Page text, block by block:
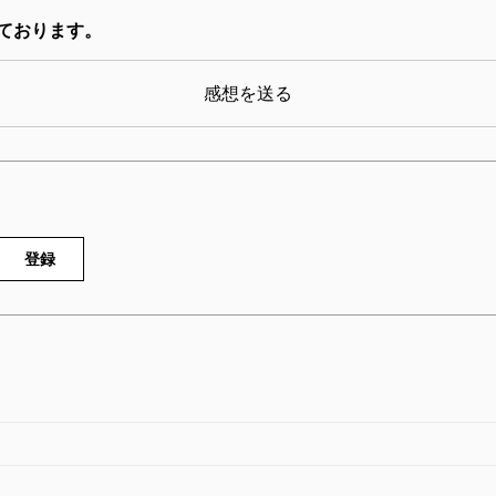
しく悲劇的なものであった。厳しさをます国際情勢の
に他ならないのだから。
おります。
感想を送る
登録